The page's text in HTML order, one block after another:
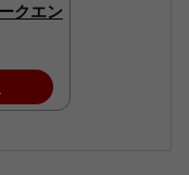
クエン